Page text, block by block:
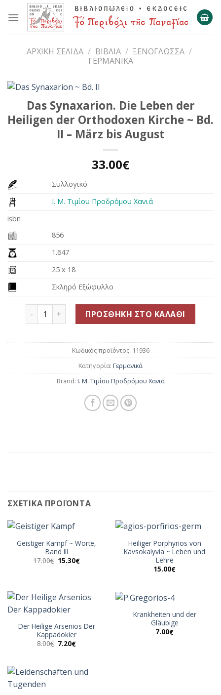
content
ΑΡΧΙΚΉ ΣΕΛΊΔΑ / ΒΙΒΛΊΑ / ΞΕΝΌΓΛΩΣΣΑ /
ΓΕΡΜΑΝΙΚΆ
Das Synaxarion. Die Leben der
Heiligen der Orthodoxen Kirche ~ Bd.
II – März bis August
33.00€
Συλλογικό
Ι. Μ. Τιμίου Προδρόμου Χανιά
isbn
856
1.647
25 x 18
Σκληρό Εξώφυλλο
Das Synaxarion. Die Leben der Heiligen der
ΠΡΟΣΘΉΚΗ ΣΤΟ ΚΑΛΆΘΙ
Κωδικός προϊόντος: 11936
Κατηγορία: Γερμανικά
Brand: Ι. Μ. Τιμίου Προδρόμου Χανιά
ΣΧΕΤΙΚΆ ΠΡΟΪΌΝΤΑ
Geistiger Kampf ~ Worte,
Band III
17.00€ Original
price
15.30€Η
Heiliger Porphyrios von
Kavsokalyvia ~ Leben und
Lehre
15.00€
Der Heilige Arsenios Der
Kappadokier
8.00€ Original
price
7.20€Η
7.20€.
Krankheiten und der
Gläubige
7.00€